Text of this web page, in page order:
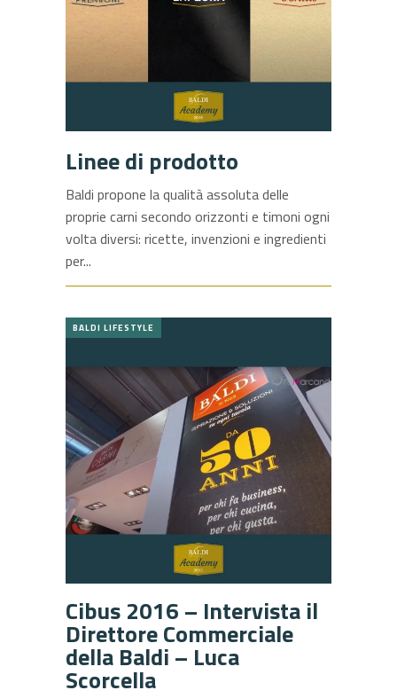
Linee di prodotto
Baldi propone la qualità assoluta delle
proprie carni secondo orizzonti e timoni ogni
volta diversi: ricette, invenzioni e ingredienti
per
BALDI LIFESTYLE
Cibus 2016 – Intervista il
Direttore Commerciale
della Baldi – Luca
Scorcella